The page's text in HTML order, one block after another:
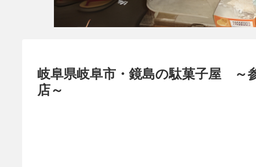
岐阜県岐阜市・鏡島の駄菓子屋
店～